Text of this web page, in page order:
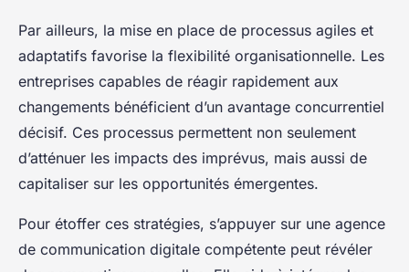
Par ailleurs, la mise en place de processus agiles et
adaptatifs favorise la flexibilité organisationnelle. Les
entreprises capables de réagir rapidement aux
changements bénéficient d’un avantage concurrentiel
décisif. Ces processus permettent non seulement
d’atténuer les impacts des imprévus, mais aussi de
capitaliser sur les opportunités émergentes.
Pour étoffer ces stratégies, s’appuyer sur une agence
de communication digitale compétente peut révéler